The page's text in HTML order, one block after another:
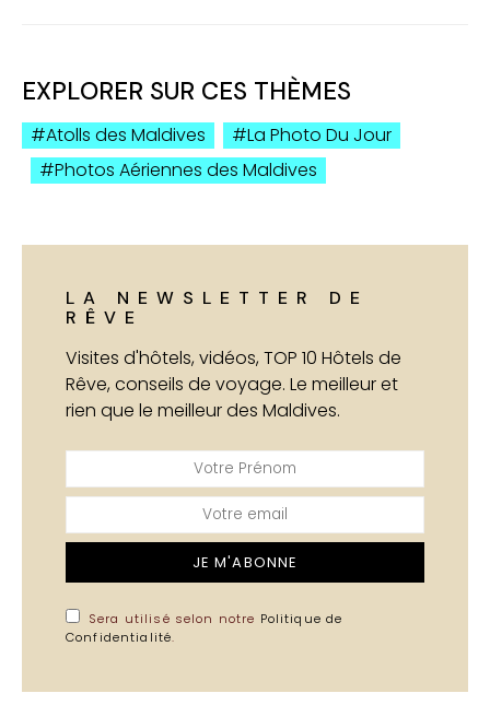
EXPLORER SUR CES THÈMES
Atolls des Maldives
La Photo Du Jour
Photos Aériennes des Maldives
LA NEWSLETTER DE
RÊVE
Visites d'hôtels, vidéos, TOP 10 Hôtels de
Rêve, conseils de voyage. Le meilleur et
rien que le meilleur des Maldives.
JE M'ABONNE
Sera utilisé selon notre Politique de
Confidentialité.